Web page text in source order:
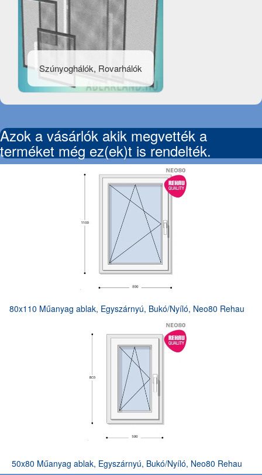
Szúnyoghálók, Rovarhálók
Azok a vásárlók akik megvették a
terméket még ez(ek)t is rendelték.
80x110 Műanyag ablak, Egyszárnyú, Bukó/Nyíló, Neo80 Rehau
50x80 Műanyag ablak, Egyszárnyú, Bukó/Nyíló, Neo80 Rehau